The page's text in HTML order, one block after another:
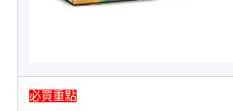
必買重點